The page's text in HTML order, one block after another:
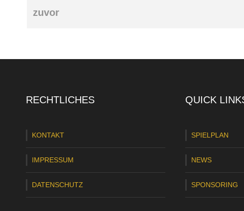
zuvor
RECHTLICHES
KONTAKT
IMPRESSUM
DATENSCHUTZ
QUICK
SPIELPLAN
NEWS
SPONSORING